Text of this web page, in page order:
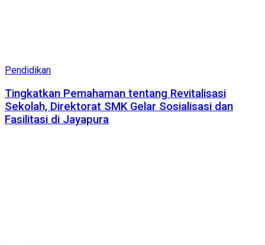
Pendidikan
Tingkatkan Pemahaman tentang Revitalisasi
Sekolah, Direktorat SMK Gelar Sosialisasi dan
Fasilitasi di Jayapura